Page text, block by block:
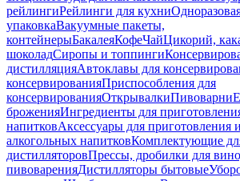
рейлингиРейлинги для кухни
упаковкаВакуумные пакеты,
контейнерыБакалеяКофеЧайЦикорий,
шоколадСиропы и топпинги
дистилляцияАвтоклавы для
консервированияПриспособления для
консервированияОткрывалкиПивоварни
броженияИнгредиенты для
напитковАксессуары для приготовления
алкогольных напитковКомплектующие
дистилляторовПрессы, дробилки для
пивоваренияДистилляторы бытовые